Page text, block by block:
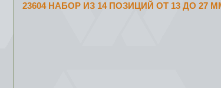
23604 НАБОР ИЗ 14 ПОЗИЦИЙ ОТ 13 ДО